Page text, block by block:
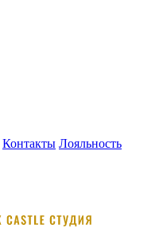
Контакты Лояльность